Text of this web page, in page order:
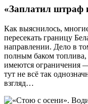
«Заплатил штраф
Как выяснилось,
пересекать границу
направлении. Дело в
полным баком топлива,
имеются ограничения
тут не всё так
взгляд…